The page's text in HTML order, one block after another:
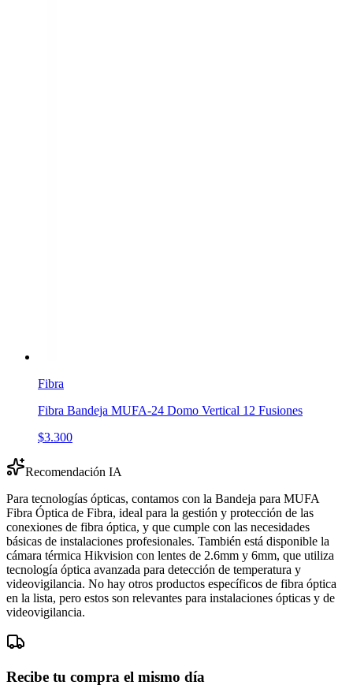
Fibra
Fibra Bandeja MUFA-24 Domo Vertical 12 Fusiones
$3.300
Recomendación IA
Para tecnologías ópticas, contamos con la Bandeja para MUFA
Fibra Óptica de Fibra, ideal para la gestión y protección de las
conexiones de fibra óptica, y que cumple con las necesidades
básicas de instalaciones profesionales. También está disponible la
cámara térmica Hikvision con lentes de 2.6mm y 6mm, que utiliza
tecnología óptica avanzada para detección de temperatura y
videovigilancia. No hay otros productos específicos de fibra óptica
en la lista, pero estos son relevantes para instalaciones ópticas y de
videovigilancia.
Recibe tu compra el mismo día